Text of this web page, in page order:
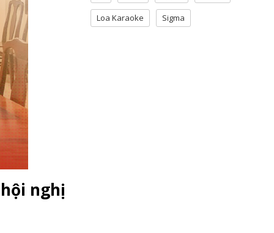
nghị
Loa Karaoke Sigma